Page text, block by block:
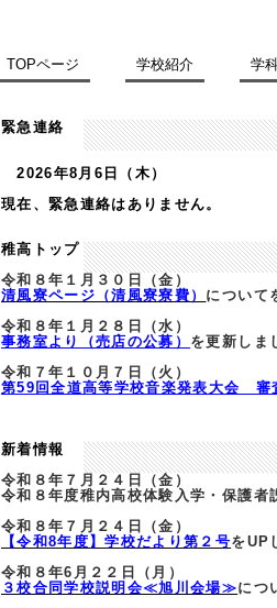
緊急連絡
2026年8月6日（木）
現在、緊急連絡はありません。
稚高トップ
令和８年１月３０日（金）
清風寮ページ（清風寮寮費） について
令和８年１月２８日（水）
事務室より（売店の公募） を更新し
令和７年１０月７日（火）
第59回全道高等学校音楽発表大会 審
新着情報
令和８年７月２４日（金）
令和８年度稚内高校体験入学・保護者
令和８年７月２４日（金）
【令和8年度】学校だより第２号をUP
令和８年6月２２日（月）
３校合同学校説明会≪旭川会場≫につ
TOPページ 学校紹介 学